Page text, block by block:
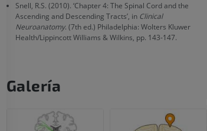
Snell, R.S. (2010). ‘Chapter 4: The Spinal Cord and the
Ascending and Descending Tracts’, in Clinical
Neuroanatomy. (7th ed.) Philadelphia: Wolters Kluwer
Health/Lippincott Williams & Wilkins, pp. 143-147.
Galería
PREMIUM
IRM del tobillo y retropié